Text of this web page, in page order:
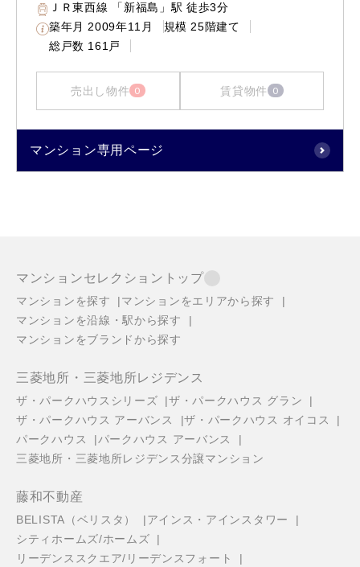
ＪＲ東西線 「新福島」駅 徒歩3分
築年月 2009年11月 規模 25階建て
総戸数 161戸
売出し物件 0 賃貸物件 0
マンション専用ページ
マンションセレクショントップ
マンションを探す
マンションをエリアから探す
マンションを沿線・駅から探す
マンションをブランドから探す
三菱地所・三菱地所レジデンス
ザ・パークハウスシリーズ
ザ・パークハウス グラン
ザ・パークハウス アーバンス
ザ・パークハウス オイコス
パークハウス
パークハウス アーバンス
三菱地所・三菱地所レジデンス分譲マンション
藤和不動産
BELISTA（ベリスタ）
アインス・アインスタワー
シティホームズ/ホームズ
リーデンススクエア/リーデンスフォート